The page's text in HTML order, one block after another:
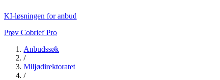
KI-løsningen for anbud
Prøv Cobrief Pro
Anbudssøk
/
Miljødirektoratet
/